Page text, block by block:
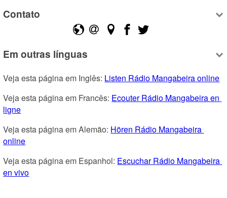
Contato
Em outras línguas
Veja esta página em Inglês: Listen Rádio Mangabeira online
Veja esta página em Francês: Ecouter Rádio Mangabeira en
ligne
Veja esta página em Alemão: Hören Rádio Mangabeira
online
Veja esta página em Espanhol: Escuchar Rádio Mangabeira
en vivo